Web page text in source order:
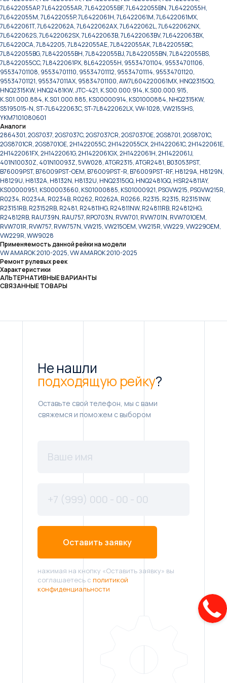
7L6422055AP, 7L6422055AR, 7L6422055BF, 7L6422055BN, 7L6422055H,
7L6422055M, 7L6422055P, 7L6422061H, 7L6422061M, 7L6422061MX,
7L6422061T, 7L6422062A, 7L6422062AX, 7L6422062L, 7L6422062NX,
7L6422062S, 7L6422062SX, 7L6422063B, 7L6422063BV, 7L6422063BX,
7L64220CA, 7L842205, 7L8422055AE, 7L8422055AK, 7L8422055BC,
7L8422055BG, 7L8422055BH, 7L8422055BJ, 7L8422055BN, 7L8422055BS,
7L8422055CC, 7L8422061PX, 8L6422055H, 95534701104, 95534701106,
95534701108, 95534701110, 95534701112, 95534701114, 95534701120,
95534701121, 955347011AX, 95834701100, AW7L604220061MX, HNQ2315GQ,
HNQ2315KW, HNQ2481KW, JTC-421, K.S00.000.914, K.S00.000.915,
K.S01.000.884, K.S01.000.885, KS00000914, KS01000884, NHQ2315KW,
S5195015-N, ST-7L6422063C, ST-7L8422062LX, VW-1028, VW215SHS,
YKM7101080601
Аналоги
2864301, 2GS7037, 2GS7037C, 2GS7037CR, 2GS7037OE, 2GS8701, 2GS8701C,
2GS8701CR, 2GS8701OE, 2H1422055C, 2H1422055CX, 2H1422061C, 2H1422061E,
2H1422061FX, 2H1422061G, 2H1422061GX, 2H1422061H, 2H1422061J,
401N10030Z, 401N10093Z, 5VW028, ATGR2315, ATGR2481, B03053PST,
B76009PST, B76009PST-OEM, B76009PST-R, B76009PST-RF, H8129A, H8129N,
H8129U, H8132A, H8132N, H8132U, HNQ2315GQ, HNQ2481GQ, HSR24811AY,
KS00000951, KS00003660, KS01000885, KS01000921, PSGVW215, PSGVW215R,
R0234, R0234A, R0234B, R0262, R0262A, R0266, R2315, R2315, R23151NW,
R23151RB, R23152RB, R2481, R24811HG, R24811NW, R24811RB, R24812HG,
R24812RB, RAU739N, RAU757, RPO703N, RVW701, RVW701N, RVW701OEM,
RVW701R, RVW757, RVW757N, VW215, VW215OEM, VW215R, VW229, VW229OEM,
VW229R, WW9028
Применяемость данной рейки на модели
VW AMAROK 2010-2025, VW AMAROK 2010-2025
Ремонт рулевых реек
Характеристики
АЛЬТЕРНАТИВНЫЕ ВАРИАНТЫ
СВЯЗАННЫЕ ТОВАРЫ
Не нашли
подходящую рейку?
Оставьте свой телефон, мы с вами
свяжемся и поможем с выбором
Оставить заявку
нажимая на кнопку «Оставить заявку» вы
соглашаетесь с политикой
конфиденциальности